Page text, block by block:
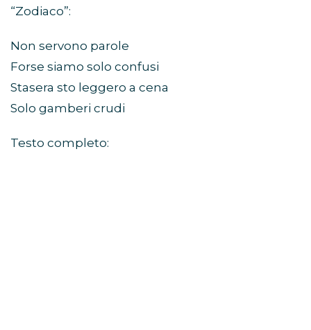
“Zodiaco”:
Non servono parole
Forse siamo solo confusi
Stasera sto leggero a cena
Solo gamberi crudi
Testo completo: